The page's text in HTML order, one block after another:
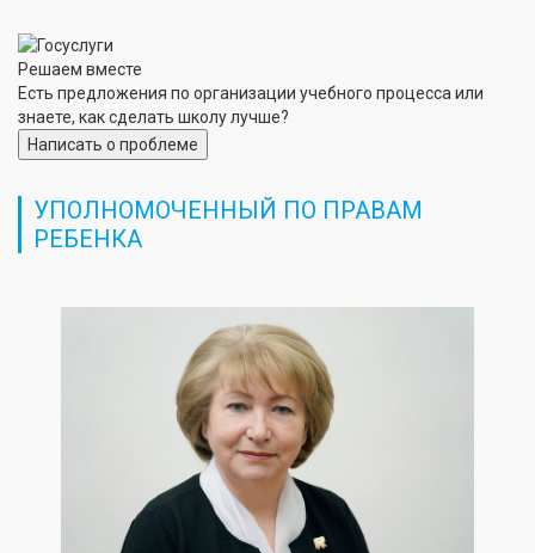
Решаем вместе
Есть предложения по организации учебного процесса или
знаете, как сделать школу лучше?
Написать о проблеме
УПОЛНОМОЧЕННЫЙ ПО ПРАВАМ
РЕБЕНКА